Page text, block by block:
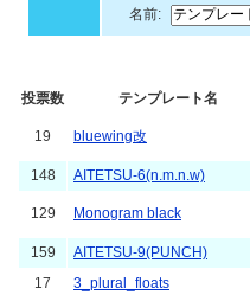
名前:
投票数 テンプレート名
19 bluewing改
148 AITETSU-6(n.m.n.w)
129 Monogram black
159 AITETSU-9(PUNCH)
17
3_plural_floats